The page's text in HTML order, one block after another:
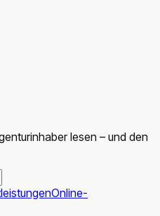
lesen – und den
Online-